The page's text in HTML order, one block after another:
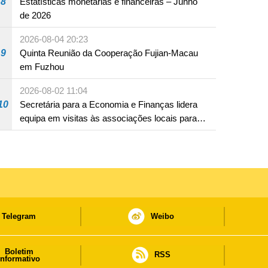
de 2026
9
2026-08-04 20:23
Quinta Reunião da Cooperação Fujian-Macau
em Fuzhou
2026-08-02 11:04
Secretária para a Economia e Finanças lidera
equipa em visitas às associações locais para
consolidar consensos e promover os trabalhos
Telegram Weibo
Boletim
RSS